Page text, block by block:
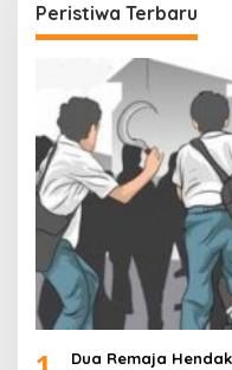
Peristiwa Terbaru
Dua Remaja